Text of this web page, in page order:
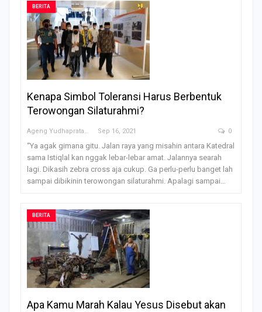
BERITA
Kenapa Simbol Toleransi Harus Berbentuk
Terowongan Silaturahmi?
Ageng Yudhapratama Sep 16, 2021 0
“Ya agak gimana gitu. Jalan raya yang misahin antara Katedral
sama Istiqlal kan nggak lebar-lebar amat. Jalannya searah
lagi. Dikasih zebra cross aja cukup. Ga perlu-perlu banget lah
sampai dibikinin terowongan silaturahmi. Apalagi sampai…
BERITA
Apa Kamu Marah Kalau Yesus Disebut akan